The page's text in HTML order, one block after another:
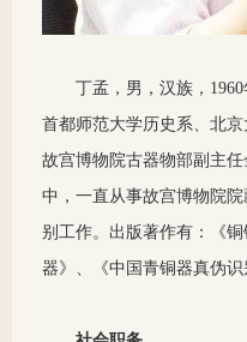
丁孟，男，汉族，1960
首都师范大学历史系、北
故宫博物院古器物部副主
中，一直从事故宫博物院
别工作。出版著作有：《
器》、《中国青铜器真伪识